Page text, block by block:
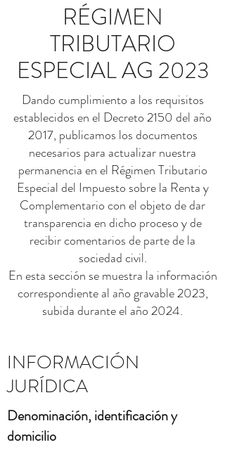
RÉGIMEN
TRIBUTARIO
ESPECIAL AG 2023
Dando cumplimiento a los requisitos
establecidos en el Decreto 2150 del año
2017, publicamos los documentos
necesarios para actualizar nuestra
permanencia en el Régimen Tributario
Especial del Impuesto sobre la Renta y
Complementario con el objeto de dar
transparencia en dicho proceso y de
recibir comentarios de parte de la
sociedad civil.
En esta sección se muestra la información
correspondiente al año gravable 2023,
subida durante el año 2024.
INFORMACIÓN
JURÍDICA
Denominación, identificación y
domicilio